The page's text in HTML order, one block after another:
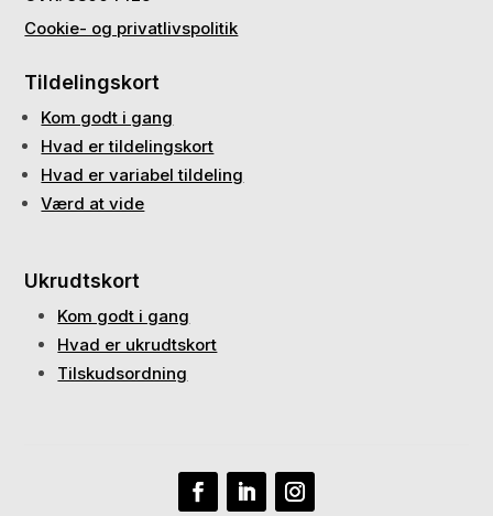
Cookie- og privatlivspolitik
Tildelingskort
Kom godt i gang
Hvad er tildelingskort
Hvad er variabel tildeling
Værd at vide
Ukrudtskort
Kom godt i gang
Hvad er ukrudtskort
Tilskudsordning